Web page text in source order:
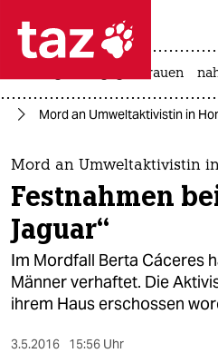
 taz zahl
taz zahl ich
themen
politik
öko
gesellschaft
gewalt gegen frauen
Mord an Umweltaktivistin in
Mord an Umweltaktivistin
Festnahmen
Jaguar“
Im Mordfall Berta Cáceres
Männer verhaftet. Die
ihrem Haus erschossen
3.5.2016 15:56 Uhr